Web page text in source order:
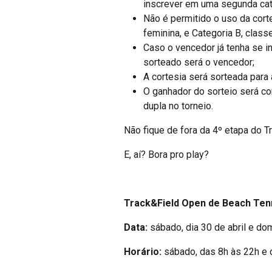
inscrever em uma segunda
Não é permitido o uso da
feminina, e Categoria B,
Caso o vencedor já tenha se
sorteado será o vencedor;
A cortesia será sorteada
O ganhador do sorteio será
dupla no torneio.
Não fique de fora da 4º etapa do
E, aí? Bora pro play?
Track&Field Open de Beach
Data: sábado, dia 30 de abril e
Horário: sábado, das 8h às 22h e